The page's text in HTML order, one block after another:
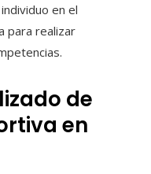
en el
para realizar
de
en